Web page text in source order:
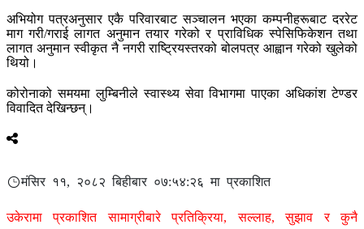
अभियोग पत्रअनुसार एकै परिवारबाट सञ्चालन भएका कम्पनीहरूबाट दररेट
माग गरी/गराई लागत अनुमान तयार गरेको र प्राविधिक स्पेसिफिकेशन तथा
लागत अनुमान स्वीकृत नै नगरी राष्ट्रियस्तरको बोलपत्र आह्वान गरेको खुलेको
थियो।
कोरोनाको समयमा लुम्बिनीले स्वास्थ्य सेवा विभागमा पाएका अधिकांश टेण्डर
विवादित देखिन्छन्।
मंसिर ११, २०८२ बिहीबार ०७:५४:२६ मा प्रकाशित
उकेरामा प्रकाशित सामाग्रीबारे प्रतिक्रिया, सल्लाह, सुझाव र कुनै